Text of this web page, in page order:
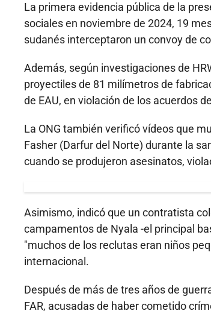
La primera evidencia pública de la
sociales en noviembre de 2024, 19
sudanés interceptaron un convoy de
Además, según investigaciones de
proyectiles de 81 milímetros de
de EAU, en violación de los acuerdos
La ONG también verificó vídeos que
Fasher (Darfur del Norte) durante la
cuando se produjeron asesinatos,
Asimismo, indicó que un contratista
campamentos de Nyala -el principal
"muchos de los reclutas eran niños
internacional.
Después de más de tres años de
FAR, acusadas de haber cometido